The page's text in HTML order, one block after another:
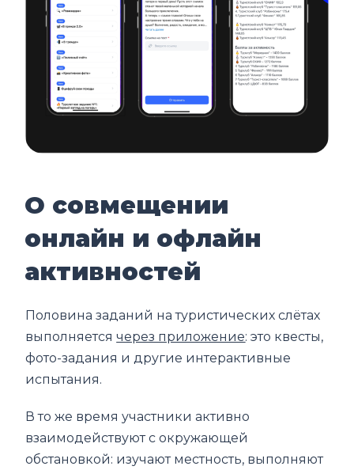
О совмещении
онлайн и офлайн
активностей
Половина заданий на туристических слётах
выполняетсячерез приложение: это квесты,
фото-задания и другие интерактивные
испытания.
В то же время участники активно
взаимодействуют с окружающей
обстановкой: изучают местность, выполняют